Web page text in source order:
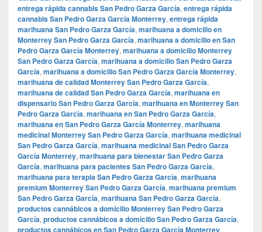
entrega rápida cannabis San Pedro Garza García, entrega rápida
cannabis San Pedro Garza García Monterrey, entrega rápida
marihuana San Pedro Garza García, marihuana a domicilio en
Monterrey San Pedro Garza García, marihuana a domicilio en San
Pedro Garza García Monterrey, marihuana a domicilio Monterrey
San Pedro Garza García, marihuana a domicilio San Pedro Garza
García, marihuana a domicilio San Pedro Garza García Monterrey,
marihuana de calidad Monterrey San Pedro Garza García,
marihuana de calidad San Pedro Garza García, marihuana en
dispensario San Pedro Garza García, marihuana en Monterrey San
Pedro Garza García, marihuana en San Pedro Garza García,
marihuana en San Pedro Garza García Monterrey, marihuana
medicinal Monterrey San Pedro Garza García, marihuana medicinal
San Pedro Garza García, marihuana medicinal San Pedro Garza
García Monterrey, marihuana para bienestar San Pedro Garza
García, marihuana para pacientes San Pedro Garza García,
marihuana para terapia San Pedro Garza García, marihuana
premium Monterrey San Pedro Garza García, marihuana premium
San Pedro Garza García, marihuana San Pedro Garza García,
productos cannábicos a domicilio Monterrey San Pedro Garza
García, productos cannábicos a domicilio San Pedro Garza García,
productos cannábicos en San Pedro Garza García Monterrey,